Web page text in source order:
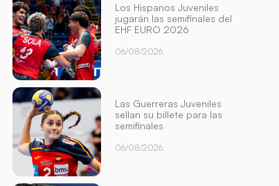
Los Hispanos Juveniles
jugarán las semifinales del
EHF EURO 2026
06/08/2026
Las Guerreras Juveniles
sellan su billete para las
semifinales
06/08/2026